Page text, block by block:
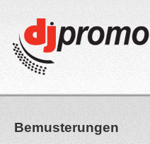
Bemusterungen